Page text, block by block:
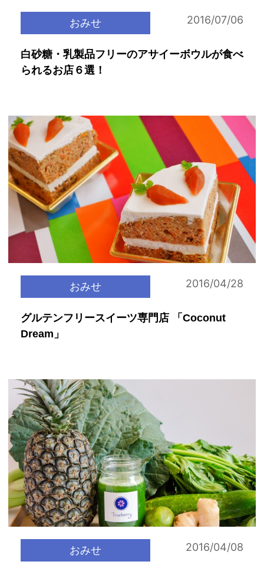
おみせ 2016/07/06
白砂糖・乳製品フリーのアサイーボウルが食べ
られるお店６選！
おみせ 2016/04/28
グルテンフリースイーツ専門店 「Coconut
Dream」
おみせ 2016/04/08